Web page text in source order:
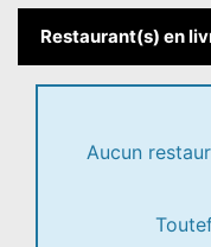
Restaurant(s) en
Aucun